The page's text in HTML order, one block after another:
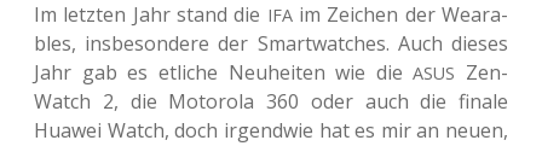
Im letz­ten Jahr stand die IFAim Zei­chen der Weara­
bles, ins­be­son­de­re der Smart­wat­ches. Auch dieses
Jahr gab es etli­che Neu­hei­ten wie dieASUS Zen­
Watch 2, die Moto­ro­la 360 oder auch die finale
Huawei Watch, doch irgend­wie hat es mir an neuen,